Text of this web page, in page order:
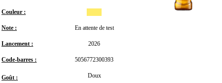
Couleur :
Note : En attente de test
Lancement : 2026
Code-barres : 5056772300393
Goût : Doux